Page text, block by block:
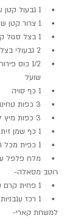
1 גבעול קטן שמיר
1 צרור קטן של פטרוזיליה
1 בצל סגול קטן
2 גבעולי בצל ירוק
1/2 כוס
שועל
1 כף סויה
3 כפות טחינה
3 כפות מיץ לימון
1 כף שמן זית
1 כפית מכל תבלין- פפריקה, כמון, כורכום
מלח פלפל
רוטב מסאלה-
1 פחית קרם קוקוס ( 240 מ"ל)
1 רכז עגבניות ( 210 גרם)
למשחת קארי-